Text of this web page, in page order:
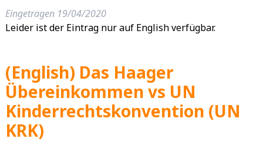
Eingetragen 19/04/2020
Leider ist der Eintrag nur auf English verfügbar.
(English) Das Haager
Übereinkommen vs UN
Kinderrechtskonvention (UN
KRK)